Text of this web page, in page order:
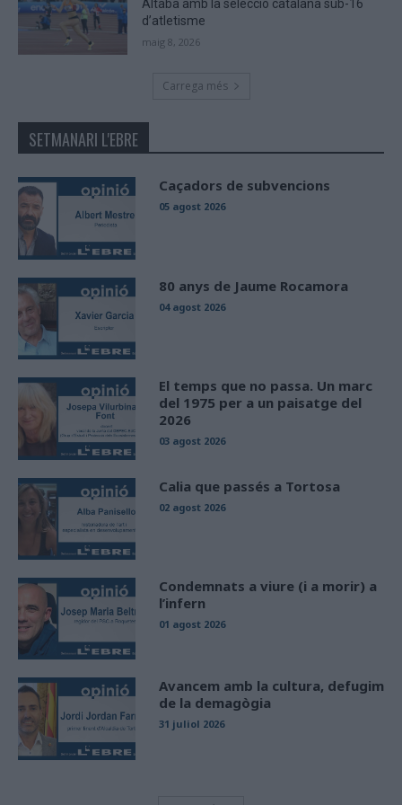
Altaba amb la selecció catalana sub-16
d’atletisme
maig 8, 2026
Carrega més
SETMANARI L'EBRE
Caçadors de subvencions
05 agost 2026
80 anys de Jaume Rocamora
04 agost 2026
El temps que no passa. Un marc
del 1975 per a un paisatge del
2026
03 agost 2026
Calia que passés a Tortosa
02 agost 2026
Condemnats a viure (i a morir) a
l’infern
01 agost 2026
Avancem amb la cultura, defugim
de la demagògia
31 juliol 2026